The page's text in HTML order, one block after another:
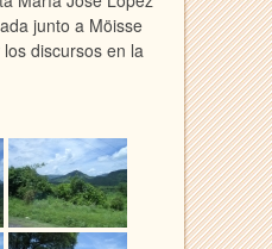
junto a Möisse
discursos en la